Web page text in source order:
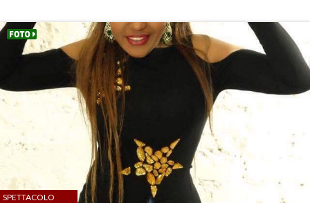
SPETTACOLO